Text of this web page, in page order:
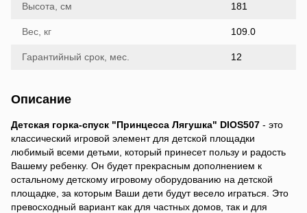
Высота, см 181
Вес, кг 109.0
Гарантийный срок, мес. 12
Описание
Детская горка-спуск "Принцесса Лягушка" DIOS507 - это
классический игровой элемент для детской площадки
любимый всеми детьми, который принесет пользу и радость
Вашему ребенку. Он будет прекрасным дополнением к
остальному детскому игровому оборудованию на детской
площадке, за которым Ваши дети будут весело играться. Это
превосходный вариант как для частных домов, так и для